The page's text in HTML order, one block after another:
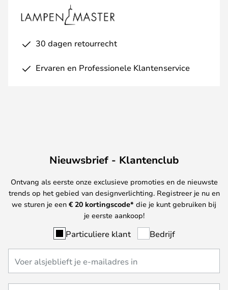
30 dagen retourrecht
Ervaren en Professionele Klantenservice
Nieuwsbrief - Klantenclub
Ontvang als eerste onze exclusieve promoties en de nieuwste
trends op het gebied van designverlichting. Registreer je nu en
we sturen je een € 20 kortingscode* die je kunt gebruiken bij
je eerste aankoop!
Particuliere klant Bedrijf